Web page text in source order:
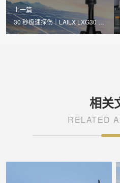
上一篇
30 秒极速探伤｜LAILX LXG30 便
携式 EL 检测仪打造光伏移动体检
相关
RELATED